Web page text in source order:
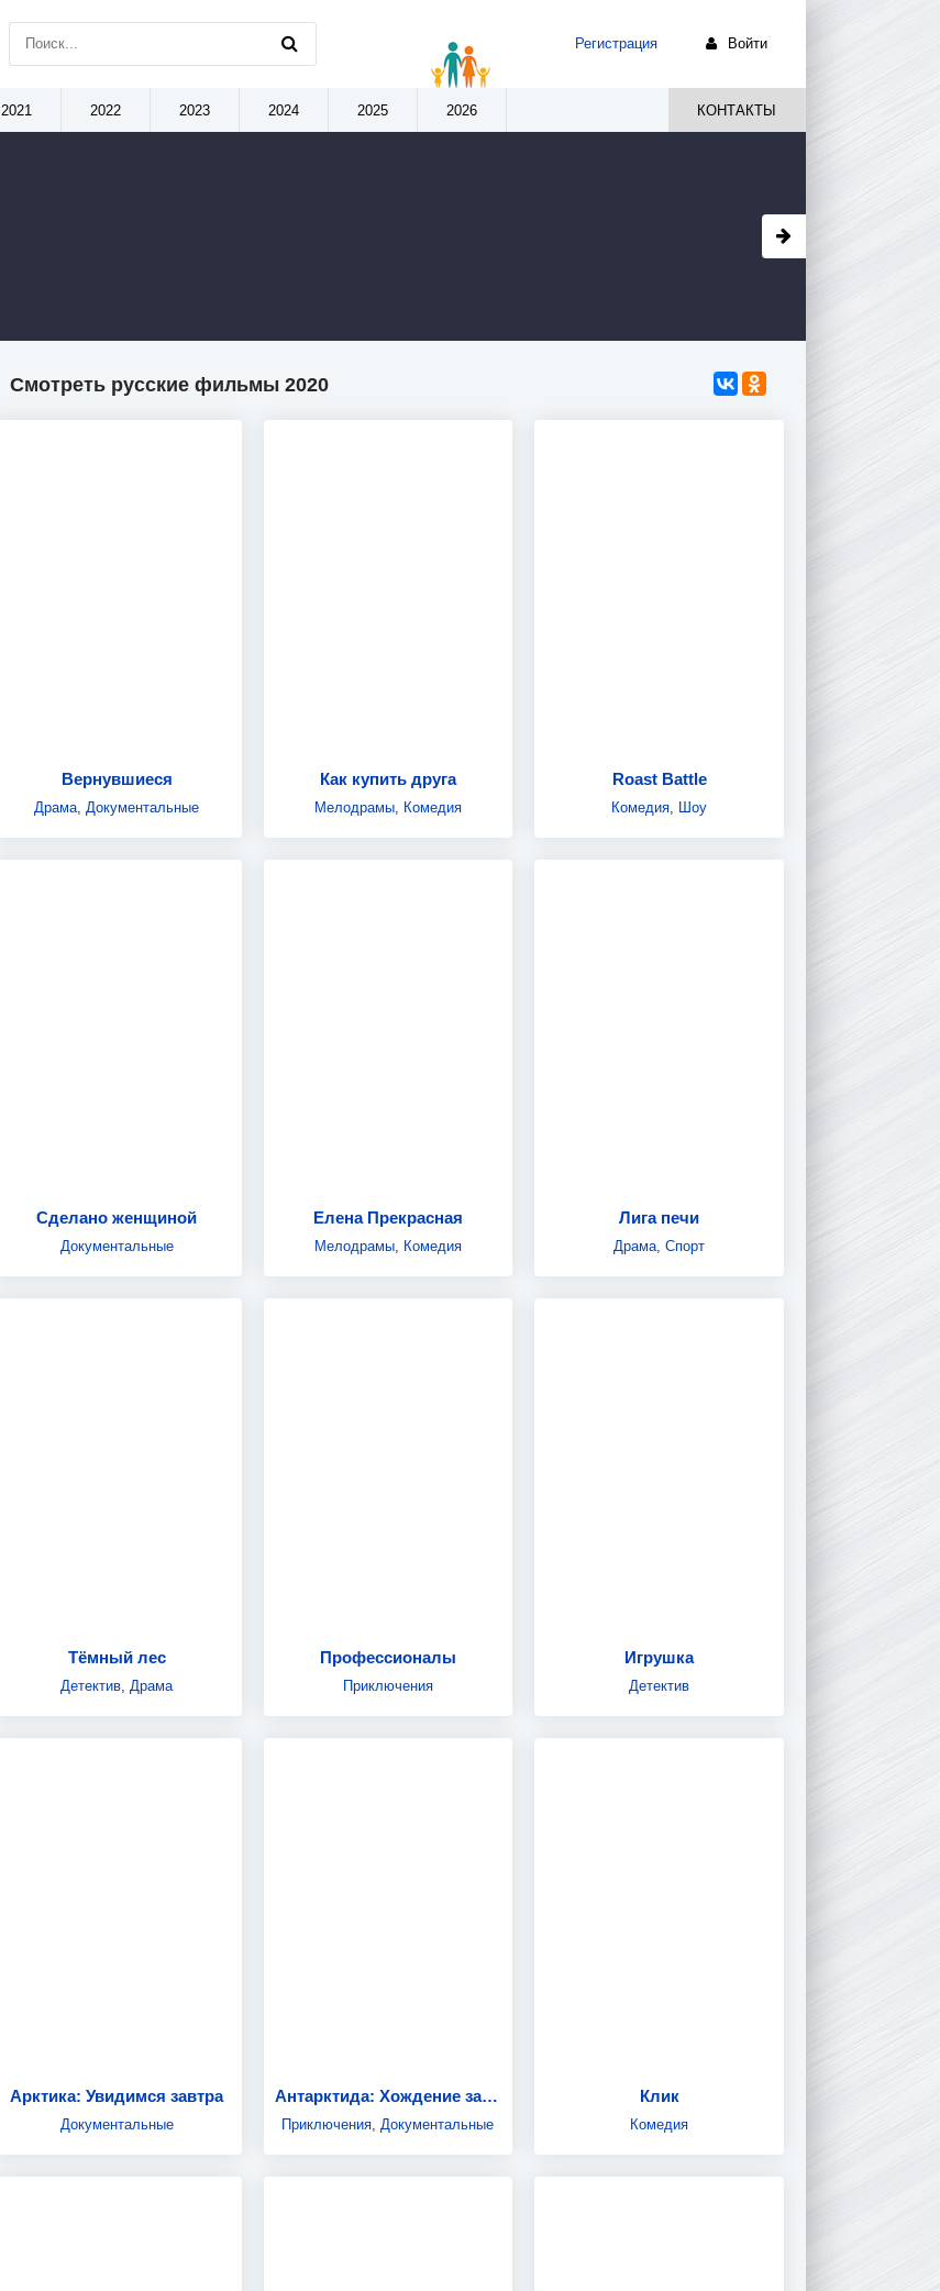
Смотреть русские фильмы 2020
Вернувшиеся
Драма Документальные
Как купить друга
Мелодрамы, Комедия
Roast Battle
Комедия Шоу
Сделано женщиной
Документальные
Елена Прекрасная
Мелодрамы, Комедия
Лига печи
Драма,Спорт
Тёмный лес
Детектив Драма
Профессионалы
Приключения
Игрушка
Детектив
Арктика: Увидимся завтра
Документальные
Антарктида: Хождение за три полюса
Приключения,Документальные
Клик
Комедия
Регистрация Войти
2021 2022 2023 2024 2025 2026 КОНТАКТЫ